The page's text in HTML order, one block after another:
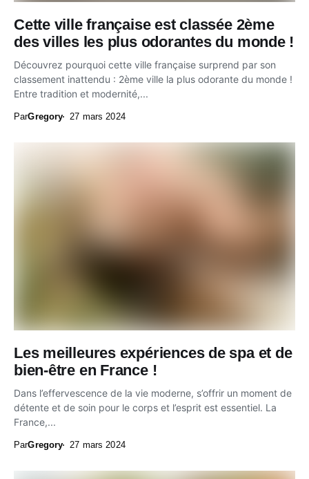
Cette ville française est classée 2ème
des villes les plus odorantes du monde !
Découvrez pourquoi cette ville française surprend par son
classement inattendu : 2ème ville la plus odorante du monde !
Entre tradition et modernité,...
ParGregory 27 mars 2024
Les meilleures expériences de spa et de
bien-être en France !
Dans l’effervescence de la vie moderne, s’offrir un moment de
détente et de soin pour le corps et l’esprit est essentiel. La
France,...
ParGregory 27 mars 2024